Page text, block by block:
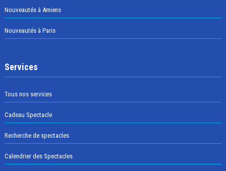
Nouveautés à Amiens
Nouveautés à Paris
Services
Tous nos services
Cadeau Spectacle
Recherche de spectacles
Calendrier des Spectacles